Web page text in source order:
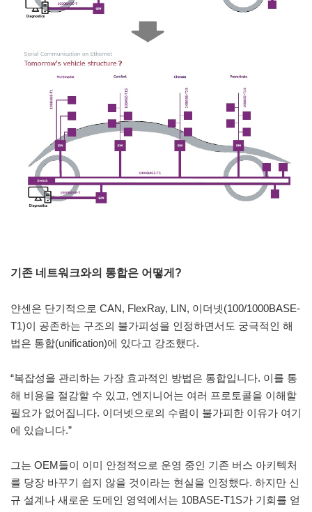
기존 네트워크와의 통합은 어떻게?
얀센은 단기적으로 CAN, FlexRay, LIN, 이더넷(100/1000BASE-
T1)이 공존하는 구조의 불가피성을 인정하면서도 궁극적인 해
법은 통합(unification)에 있다고 강조했다.
“복잡성을 관리하는 가장 효과적인 방법은 통합입니다. 이를 통
해 비용을 절감할 수 있고, 엔지니어는 여러 프로토콜을 이해할
필요가 없어집니다. 이더넷으로의 수렴이 불가피한 이유가 여기
에 있습니다.”
그는 OEM들이 이미 안정적으로 운영 중인 기존 버스 아키텍처
를 당장 바꾸기 쉽지 않을 것이라는 현실을 인정했다. 하지만 신
규 설계나 새로운 도메인 영역에서는 10BASE-T1S가 기회를 얻